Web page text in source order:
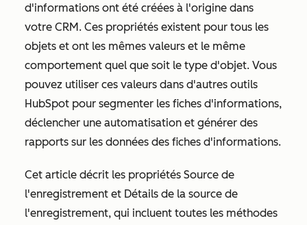
d'informations ont été créées à l'origine dans
votre CRM. Ces propriétés existent pour tous les
objets et ont les mêmes valeurs et le même
comportement quel que soit le type d'objet. Vous
pouvez utiliser ces valeurs dans d'autres outils
HubSpot pour segmenter les fiches d'informations,
déclencher une automatisation et générer des
rapports sur les données des fiches d'informations.
Cet article décrit les propriétés Source de
l'enregistrement et Détails de la source de
l'enregistrement, qui incluent toutes les méthodes